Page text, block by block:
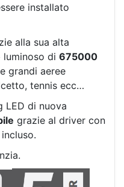
installato
alla sua alta
luminoso di 675000
grandi aeree
tennis ecc…
LED di nuova
grazie al driver con